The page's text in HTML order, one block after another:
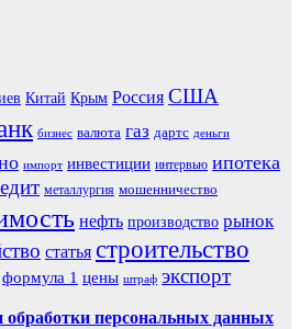
Китай Крым Россия США
бизнес валюта газ дартс деньги
импорт инвестиции интервью ипотека
металлургия мошенничество
нефть производство рынок
статья строительство
формула 1 цены штраф экспорт
персональных данных